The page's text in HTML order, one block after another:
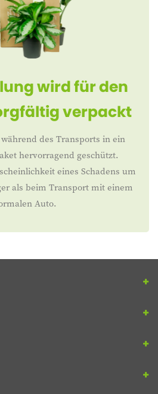
wird für den
verpackt
des Transports in ein
hervorragend geschützt.
eines Schadens um
als beim Transport mit einem
Auto.